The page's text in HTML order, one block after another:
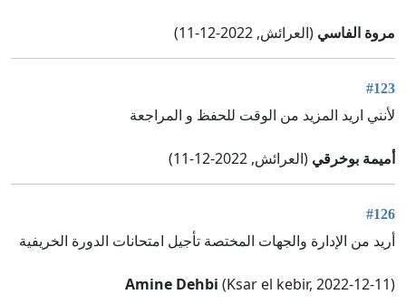
مروة الفاسي (العرائش, 2022-12-11)
#123
لأنني اريد المزيد من الوقت للحفظ و المراجعة
أميمة بوخرقي (العرائش, 2022-12-11)
#126
أريد من الإدارة والجهات المختصة تأجيل امتحانات الدورة الخريفية
Amine Dehbi (Ksar el kebir, 2022-12-11)